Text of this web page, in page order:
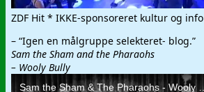
ZDF Hit * IKKE-sponsoreret kultur og info
– “Igen en målgruppe selekteret- blog.”
Sam the Sham and the Pharaohs
– Wooly Bully